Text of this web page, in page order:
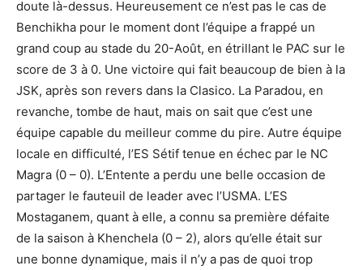
doute là-dessus. Heureusement ce n’est pas le cas de
Benchikha pour le moment dont l’équipe a frappé un
grand coup au stade du 20-Août, en étrillant le PAC sur le
score de 3 à 0. Une victoire qui fait beaucoup de bien à la
JSK, après son revers dans la Clasico. La Paradou, en
revanche, tombe de haut, mais on sait que c’est une
équipe capable du meilleur comme du pire. Autre équipe
locale en difficulté, l’ES Sétif tenue en échec par le NC
Magra (0 – 0). L’Entente a perdu une belle occasion de
partager le fauteuil de leader avec l’USMA. L’ES
Mostaganem, quant à elle, a connu sa première défaite
de la saison à Khenchela (0 – 2), alors qu’elle était sur
une bonne dynamique, mais il n’y a pas de quoi trop